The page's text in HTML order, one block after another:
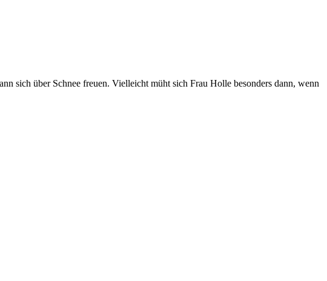
sich über Schnee freuen. Vielleicht müht sich Frau Holle besonders dann, wenn